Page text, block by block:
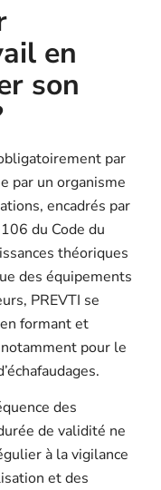
en
son
par
par un organisme
encadrés par
du Code du
théoriques
des équipements
PREVTI se
formant et
pour le
des
de validité ne
à la vigilance
et des